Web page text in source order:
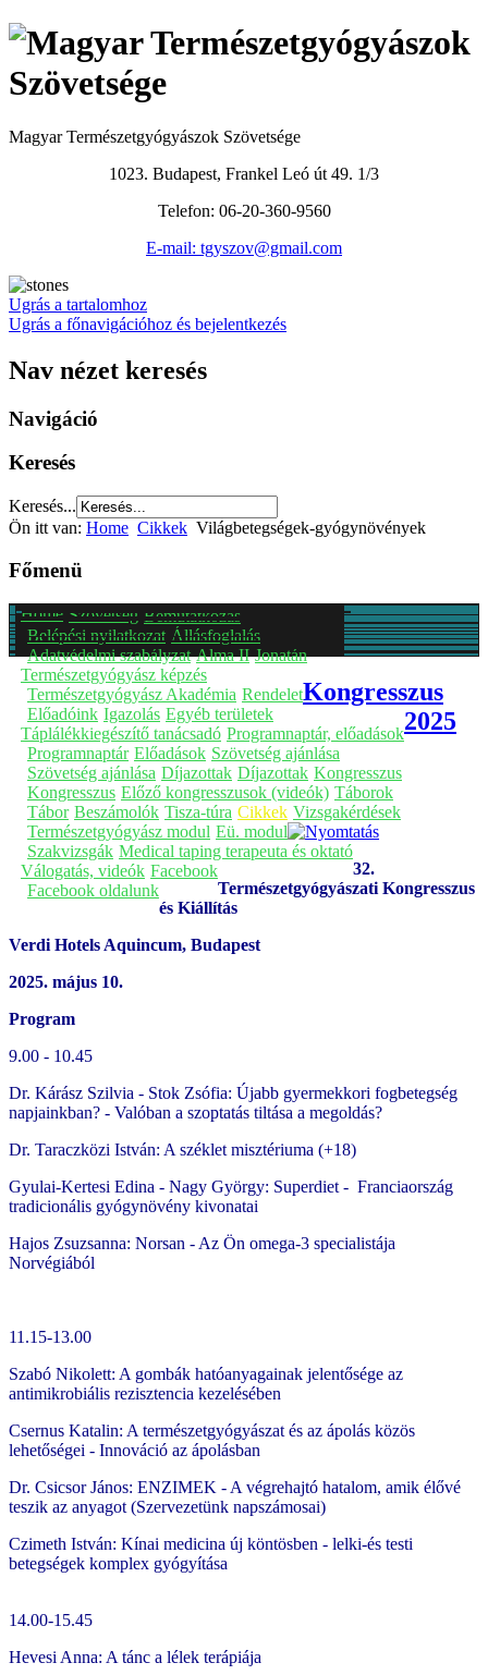
Magyar Természetgyógyászok Szövetsége
1023. Budapest, Frankel Leó út 49. 1/3
Telefon: 06-20-360-9560
E-mail: tgyszov@gmail.com
Ugrás a tartalomhoz
Ugrás a főnavigációhoz és bejelentkezés
Nav nézet keresés
Navigáció
Keresés
Keresés...
Ön itt van: Home Cikkek Világbetegségek-gyógynövények
Főmenü
Home Szövetség Bemutatkozás
Belépési nyilatkozat Állásfoglalás
Adatvédelmi szabályzat Alma II Jonatán
Természetgyógyász képzés
Természetgyógyász Akadémia Rendelet
Előadóink Igazolás Egyéb területek
Táplálékkiegészítő tanácsadó Programnaptár, előadások
Programnaptár Előadások Szövetség ajánlása
Szövetség ajánlása Díjazottak Díjazottak Kongresszus
Kongresszus Előző kongresszusok (videók) Táborok
Tábor Beszámolók Tisza-túra Cikkek Vizsgakérdések
Természetgyógyász modul Eü. modul
Szakvizsgák Medical taping terapeuta és oktató
Válogatás, videók Facebook
Facebook oldalunk
Kongresszus
2025
32.
Természetgyógyászati Kongresszus
és Kiállítás
Verdi Hotels Aquincum, Budapest
2025. május 10.
Program
9.00 - 10.45
Dr. Kárász Szilvia - Stok Zsófia: Újabb gyermekkori fogbetegség
napjainkban? - Valóban a szoptatás tiltása a megoldás?
Dr. Taraczközi István: A széklet misztériuma (+18)
Gyulai-Kertesi Edina - Nagy György: Superdiet - Franciaország
tradicionális gyógynövény kivonatai
Hajos Zsuzsanna: Norsan - Az Ön omega-3 specialistája
Norvégiából
11.15-13.00
Szabó Nikolett: A gombák hatóanyagainak jelentősége az
antimikrobiális rezisztencia kezelésében
Csernus Katalin: A természetgyógyászat és az ápolás közös
lehetőségei - Innováció az ápolásban
Dr. Csicsor János: ENZIMEK - A végrehajtó hatalom, amik élővé
teszik az anyagot (Szervezetünk napszámosai)
Czimeth István: Kínai medicina új köntösben - lelki-és testi
betegségek komplex gyógyítása
14.00-15.45
Hevesi Anna: A tánc a lélek terápiája